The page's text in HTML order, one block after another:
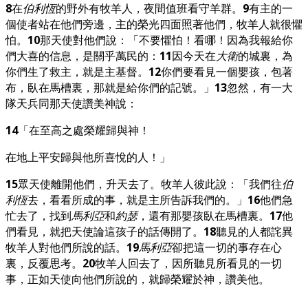
8在伯利恆的野外有牧羊人，夜間值班看守羊群。 9有主的一
個使者站在他們旁邊，主的榮光四面照著他們，牧羊人就很懼
怕。 10那天使對他們說：「不要懼怕！看哪！因為我報給你
們大喜的信息，是關乎萬民的： 11因今天在大衛的城裏，為
你們生了救主，就是主基督。 12你們要看見一個嬰孩，包著
布，臥在馬槽裏，那就是給你們的記號。」 13忽然，有一大
隊天兵同那天使讚美神說：
14「在至高之處榮耀歸與神！
在地上平安歸與他所喜悅的人！」
15眾天使離開他們，升天去了。牧羊人彼此說：「我們往伯
利恆去，看看所成的事，就是主所告訴我們的。」 16他們急
忙去了，找到馬利亞和約瑟，還有那嬰孩臥在馬槽裏。 17他
們看見，就把天使論這孩子的話傳開了。 18聽見的人都詫異
牧羊人對他們所說的話。 19馬利亞卻把這一切的事存在心
裏，反覆思考。 20牧羊人回去了，因所聽見所看見的一切
事，正如天使向他們所說的，就歸榮耀於神，讚美他。